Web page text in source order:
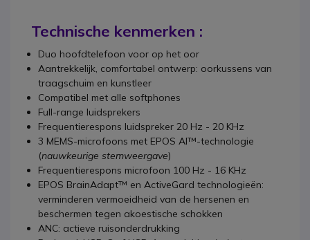
Technische kenmerken :
Duo hoofdtelefoon voor op het oor
Aantrekkelijk, comfortabel ontwerp: oorkussens van
traagschuim en kunstleer
Compatibel met alle softphones
Full-range luidsprekers
Frequentierespons luidspreker 20 Hz - 20 KHz
3 MEMS-microfoons met EPOS AI™-technologie
(nauwkeurige stemweergave)
Frequentierespons microfoon 100 Hz - 16 KHz
EPOS BrainAdapt™ en ActiveGard technologieën:
verminderen vermoeidheid van de hersenen en
beschermen tegen akoestische schokken
ANC: actieve ruisonderdrukking